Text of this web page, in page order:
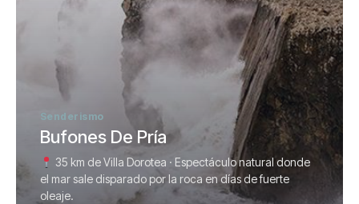
Senderismo
Bufones De Pría
35 km de Villa Dorotea · Espectáculo natural donde
el mar sale disparado por la roca en días de fuerte
oleaje.